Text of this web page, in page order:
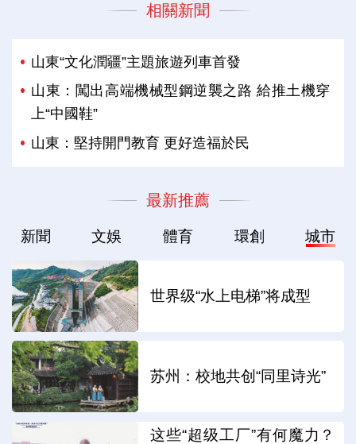
相關新聞
山東“文化潤疆”主題旅遊列車首發
山東：闖出高端機械型鋼逆襲之路 給推土機穿
上“中國鞋”
山東：堅持開門教育 更好造福於民
最新推薦
新聞 文娛 體育 環創 城市
世界级“水上电梯”将成型
苏州：校地共创“同里诗光”
这些“超级工厂”有何魔力？